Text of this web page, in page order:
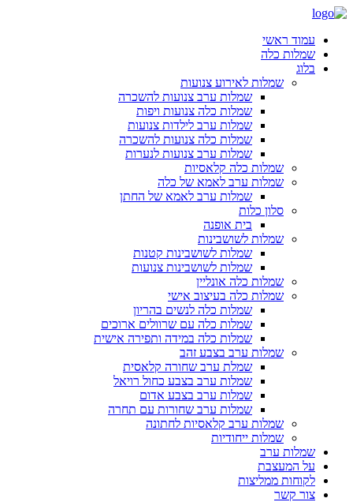
עמוד ראשי
שמלות כלה
בלוג
שמלות לאירוע צנועות
שמלות ערב צנועות להשכרה
שמלות כלה צנועות ויפות
שמלות ערב לילדות צנועות
שמלות כלה צנועות להשכרה
שמלות ערב צנועות לנערות
שמלות כלה קלאסיות
שמלות ערב לאמא של כלה
שמלות ערב לאמא של החתן
סלון כלות
בית אופנה
שמלות לשושבינות
שמלות לשושבינות קטנות
שמלות לשושבינות צנועות
שמלות כלה אונליין
שמלות כלה בעיצוב אישי
שמלות כלה לנשים בהריון
שמלות כלה עם שרוולים ארוכים
שמלות כלה במידה ותפירה אישית
שמלות ערב בצבע זהב
שמלת ערב שחורה קלאסית
שמלות ערב בצבע כחול רויאל
שמלות ערב בצבע אדום
שמלות ערב שחורות עם תחרה
שמלות ערב קלאסיות לחתונה
שמלות ייחודיות
שמלות ערב
על המעצבת
לקוחות ממליצות
צור קשר